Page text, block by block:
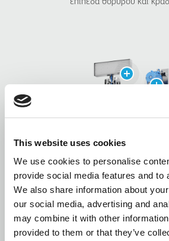
This website uses cookies
We use cookies to personalise
provide social media features and to
We also share information about
our social media, advertising and
may combine it with other
provided to them or that they’ve